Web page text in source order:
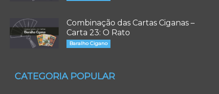
Combinação das Cartas Ciganas –
Carta 23: O Rato
Baralho Cigano
CATEGORIA POPULAR